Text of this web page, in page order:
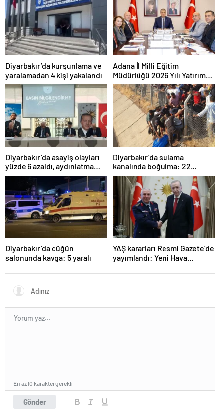
Diyarbakır’da kurşunlama ve
yaralamadan 4 kişi yakalandı
Adana İl Milli Eğitim
Müdürlüğü 2026 Yılı Yatırım
Programı değerlendirildi
Diyarbakır’da asayiş olayları
yüzde 6 azaldı, aydınlatma
oranı yüzde 98’e yükseldi
Diyarbakır’da sulama
kanalında boğulma: 22
yaşındaki genç hayatını
kaybetti
Diyarbakır’da düğün
salonunda kavga: 5 yaralı
YAŞ kararları Resmi Gazete’de
yayımlandı: Yeni Hava
Orgeneral Rafet Dalkıran
Gönder
En az 10 karakter gerekli